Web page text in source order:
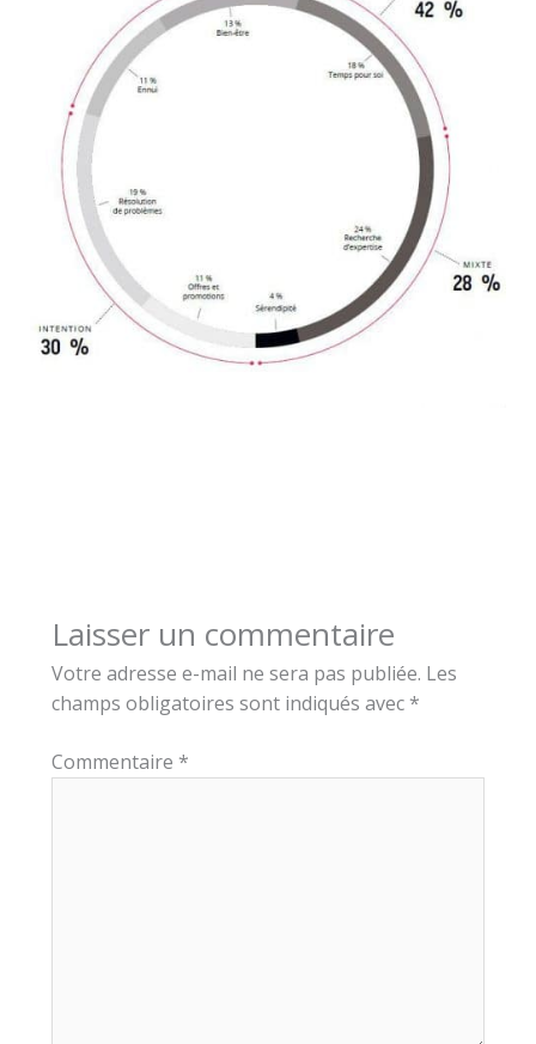
Laisser un commentaire
Votre adresse e-mail ne sera pas publiée. Les
champs obligatoires sont indiqués avec *
Commentaire *